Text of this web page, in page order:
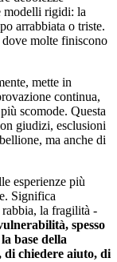
modelli rigidi: la
arrabbiata o triste.
molte finiscono
mette in
continua,
scomode. Questa
giudizi, esclusioni
ma anche di
esperienze più
Significa
rabbia, la fragilità -
spesso
base della
di chiedere aiuto, di